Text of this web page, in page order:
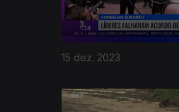
15 dez. 2023
733603